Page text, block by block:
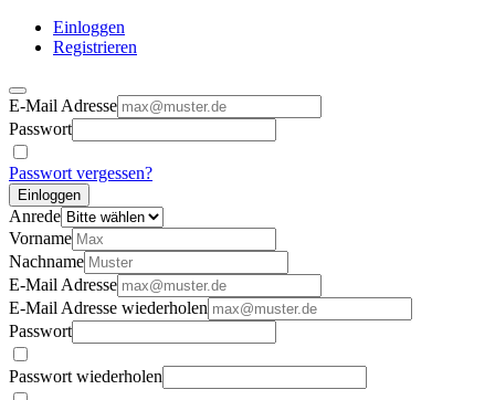
Einloggen
Registrieren
E-Mail Adresse
Passwort
Passwort vergessen?
Einloggen
Anrede
Vorname
Nachname
E-Mail Adresse
E-Mail Adresse wiederholen
Passwort
Passwort wiederholen